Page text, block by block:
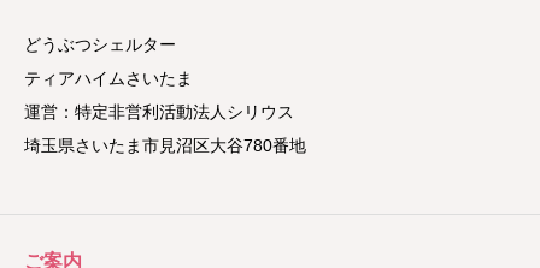
どうぶつシェルター
ティアハイムさいたま
運営：特定非営利活動法人シリウス
埼玉県さいたま市見沼区大谷780番地
ご案内